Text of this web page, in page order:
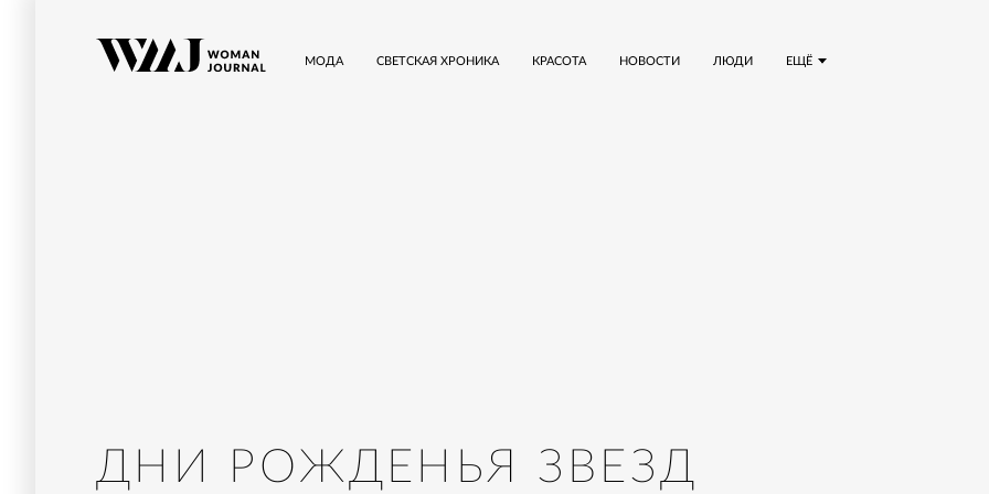
ЕЩЁ
МОДА СВЕТСКАЯ ХРОНИКА КРАСОТА НОВОСТИ ЛЮДИ
ДНИ РОЖДЕНЬЯ ЗВЕЗД